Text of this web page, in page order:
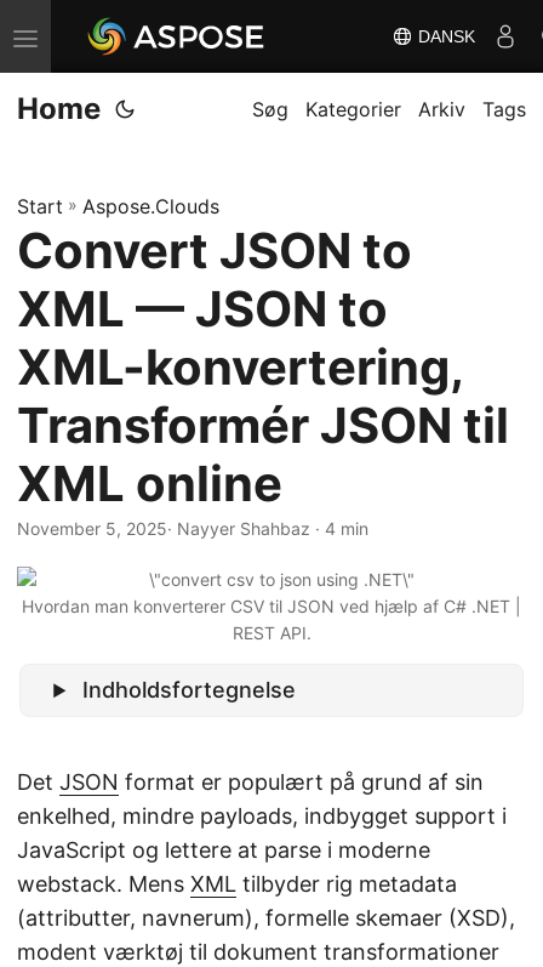
S
k
i
n
a
i
g
a
t
o
n
DANSK
Home Søg Kategorier Arkiv Tags
Start » Aspose.Clouds
Convert JSON to
XML — JSON to
XML-konvertering,
Transformér JSON til
XML online
November 5, 2025· Nayyer Shahbaz · 4 min
Hvordan man konverterer CSV til JSON ved hjælp af C# .NET |
REST API.
Indholdsfortegnelse
Det JSON format er populært på grund af sin
enkelhed, mindre payloads, indbygget support i
JavaScript og lettere at parse i moderne
webstack. Mens XML tilbyder rig metadata
(attributter, navnerum), formelle skemaer (XSD),
modent værktøj til dokument transformationer